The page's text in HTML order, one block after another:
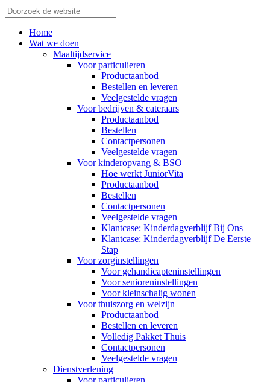
Home
Wat we doen
Maaltijdservice
Voor particulieren
Productaanbod
Bestellen en leveren
Veelgestelde vragen
Voor bedrijven & cateraars
Productaanbod
Bestellen
Contactpersonen
Veelgestelde vragen
Voor kinderopvang & BSO
Hoe werkt JuniorVita
Productaanbod
Bestellen
Contactpersonen
Veelgestelde vragen
Klantcase: Kinderdagverblijf Bij Ons
Klantcase: Kinderdagverblijf De Eerste
Stap
Voor zorginstellingen
Voor gehandicapteninstellingen
Voor senioreninstellingen
Voor kleinschalig wonen
Voor thuiszorg en welzijn
Productaanbod
Bestellen en leveren
Volledig Pakket Thuis
Contactpersonen
Veelgestelde vragen
Dienstverlening
Voor particulieren